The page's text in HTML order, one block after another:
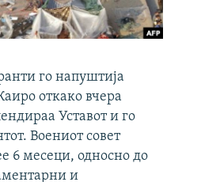
го напуштија
откако вчера
Уставот и го
Воениот совет
6 месеци, односно до
и